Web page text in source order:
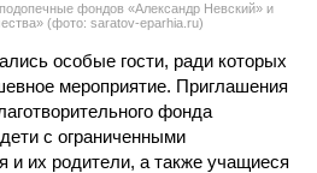
фондов «Александр Невский» и
(фото: saratov-eparhia.ru)
особые гости, ради которых
мероприятие. Приглашения
фонда
с ограниченными
и их родители, а также учащиеся